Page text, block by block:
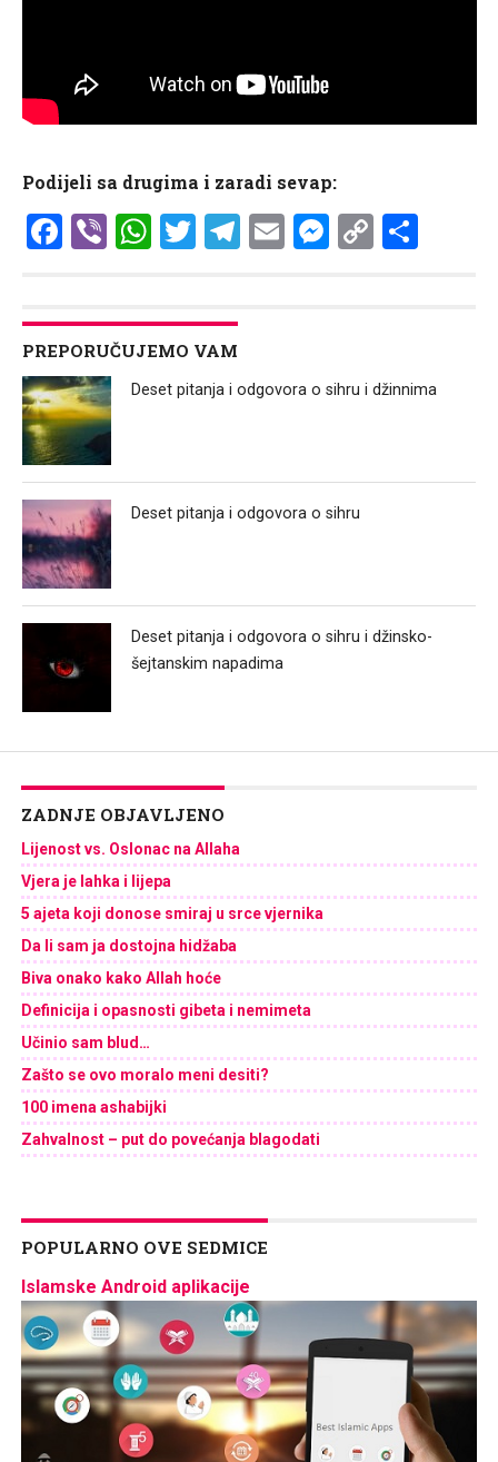
Podijeli sa drugima i zaradi sevap:
Facebook
ViberWhatsApp
Twitter
Telegram
Email Copy
PREPORUČUJEMO VAM
Deset pitanja i odgovora o sihru i džinnima
Deset pitanja i odgovora o sihru
Deset pitanja i odgovora o sihru i džinsko-
šejtanskim napadima
ZADNJE OBJAVLJENO
Lijenost vs. Oslonac na Allaha
Vjera je lahka i lijepa
5 ajeta koji donose smiraj u srce vjernika
Da li sam ja dostojna hidžaba
Biva onako kako Allah hoće
Definicija i opasnosti gibeta i nemimeta
Učinio sam blud…
Zašto se ovo moralo meni desiti?
100 imena ashabijki
Zahvalnost – put do povećanja blagodati
POPULARNO OVE SEDMICE
Islamske Android aplikacije